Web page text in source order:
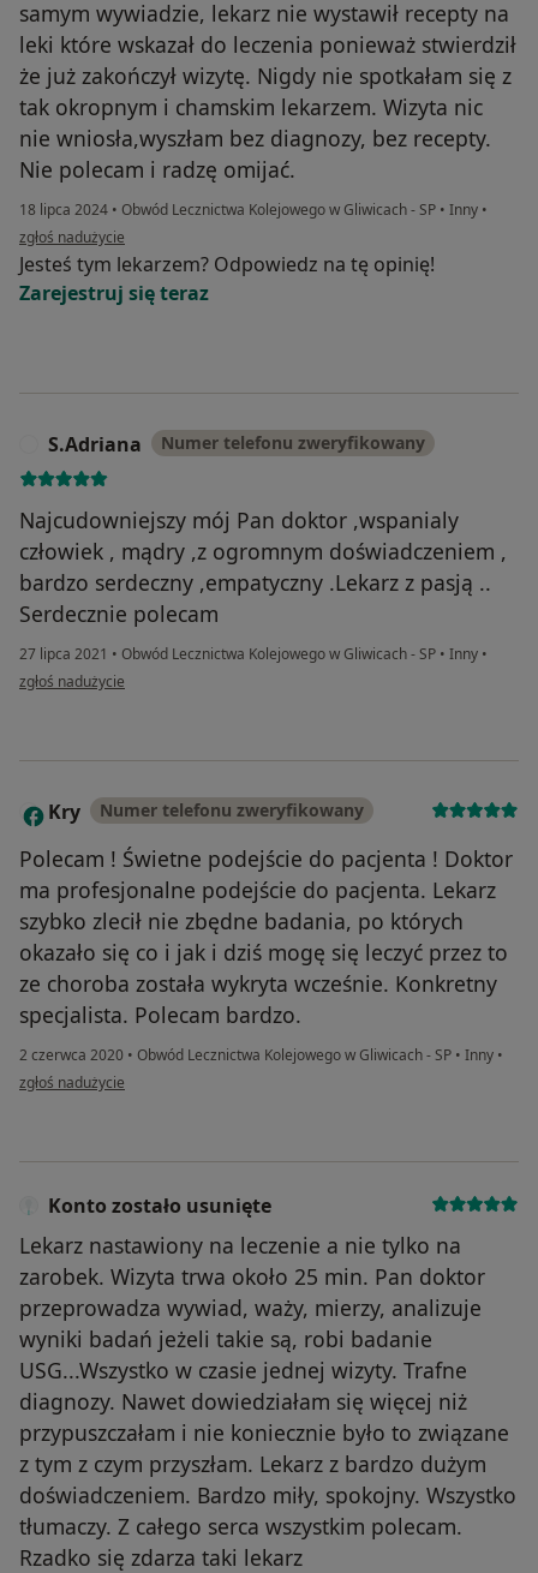
samym wywiadzie, lekarz nie wystawił recepty na
leki które wskazał do leczenia ponieważ stwierdził
że już zakończył wizytę. Nigdy nie spotkałam się z
tak okropnym i chamskim lekarzem. Wizyta nic
nie wniosła,wyszłam bez diagnozy, bez recepty.
Nie polecam i radzę omijać.
18 lipca 2024 • Obwód Lecznictwa Kolejowego w Gliwicach - SP • Inny •
w opinii użytkownika Joanna
zgłoś nadużycie
Jesteś tym lekarzem? Odpowiedz na tę opinię!
Zarejestruj się teraz
S.Adriana Numer telefonu zweryfikowany
Najcudowniejszy mój Pan doktor ,wspanialy
człowiek , mądry ,z ogromnym doświadczeniem ,
bardzo serdeczny ,empatyczny .Lekarz z pasją ..
Serdecznie polecam
27 lipca 2021 • Obwód Lecznictwa Kolejowego w Gliwicach - SP • Inny •
w opinii użytkownika S.Adriana
zgłoś nadużycie
K Kry Numer telefonu zweryfikowany
Polecam ! Świetne podejście do pacjenta ! Doktor
ma profesjonalne podejście do pacjenta. Lekarz
szybko zlecił nie zbędne badania, po których
okazało się co i jak i dziś mogę się leczyć przez to
ze choroba została wykryta wcześnie. Konkretny
specjalista. Polecam bardzo.
2 czerwca 2020 • Obwód Lecznictwa Kolejowego w Gliwicach - SP • Inny •
w opinii użytkownika Kry
zgłoś nadużycie
Konto zostało usunięte
Lekarz nastawiony na leczenie a nie tylko na
zarobek. Wizyta trwa około 25 min. Pan doktor
przeprowadza wywiad, waży, mierzy, analizuje
wyniki badań jeżeli takie są, robi badanie
USG...Wszystko w czasie jednej wizyty. Trafne
diagnozy. Nawet dowiedziałam się więcej niż
przypuszczałam i nie koniecznie było to związane
z tym z czym przyszłam. Lekarz z bardzo dużym
doświadczeniem. Bardzo miły, spokojny. Wszystko
tłumaczy. Z całego serca wszystkim polecam.
Rzadko się zdarza taki lekarz